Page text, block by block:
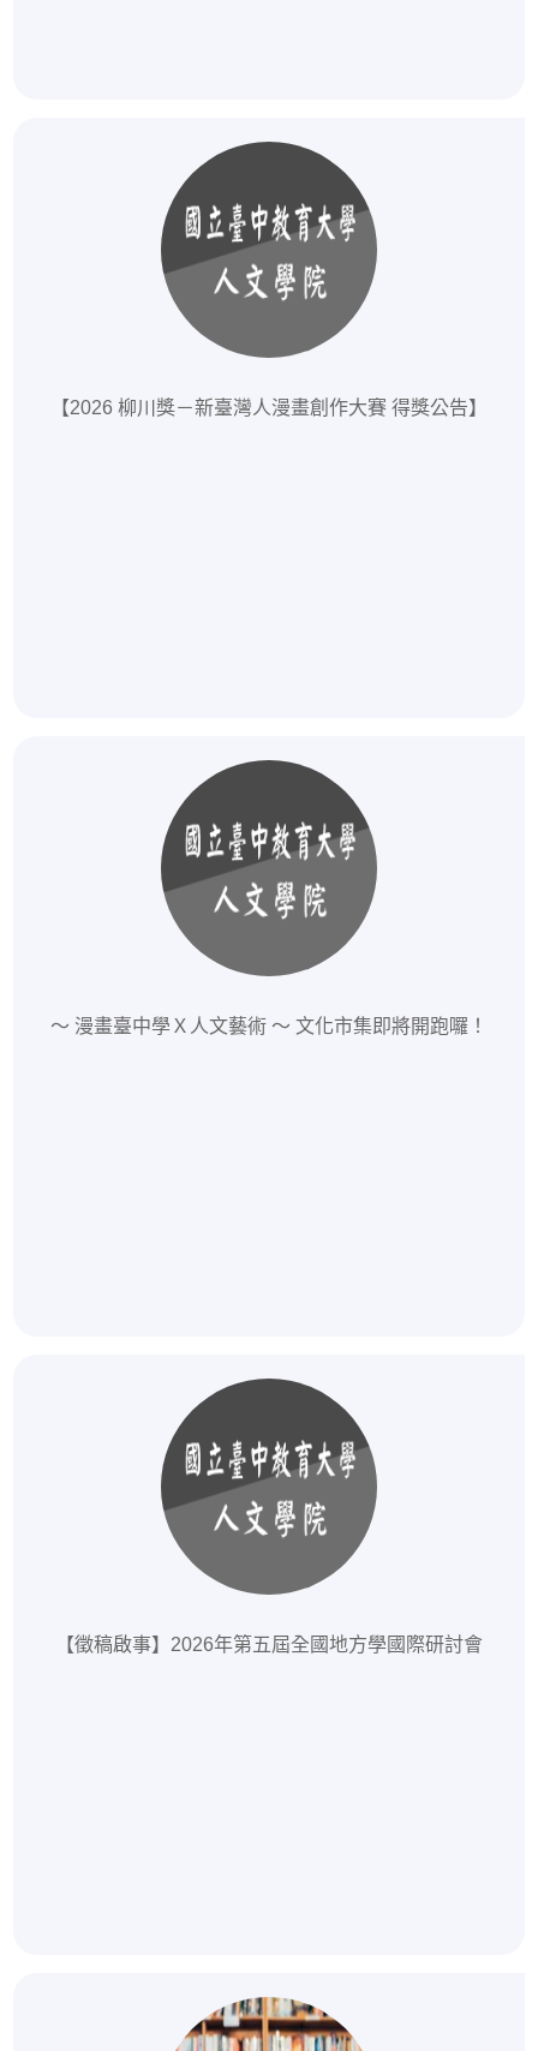
【2026 柳川獎－新臺灣人漫畫創作大賽 得獎公告】
～ 漫畫臺中學Ｘ人文藝術 ～ 文化市集即將開跑囉！
【徵稿啟事】2026年第五屆全國地方學國際研討會